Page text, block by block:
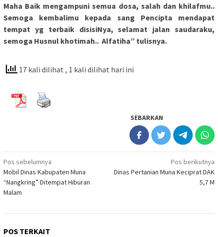
Maha Baik mengampuni semua dosa, salah dan khilafmu..
Semoga kembalimu kepada sang Pencipta mendapat
tempat yg terbaik disisiNya, selamat jalan saudaraku,
semoga Husnul khotimah.. Alfatiha” tulisnya.
17 kali dilihat , 1 kali dilihat hari ini
SEBARKAN
Navigasi
pos
Pos sebelumnya
Mobil Dinas Kabupaten Muna
“Nangkring” Ditempat Hiburan
Malam
Pos berikutnya
Dinas Pertanian Muna Keciprat DAK
5,7 M
POS TERKAIT